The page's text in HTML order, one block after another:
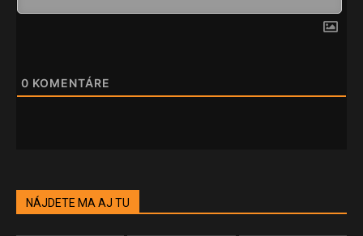
0 KOMENTÁRE
NÁJDETE MA AJ TU